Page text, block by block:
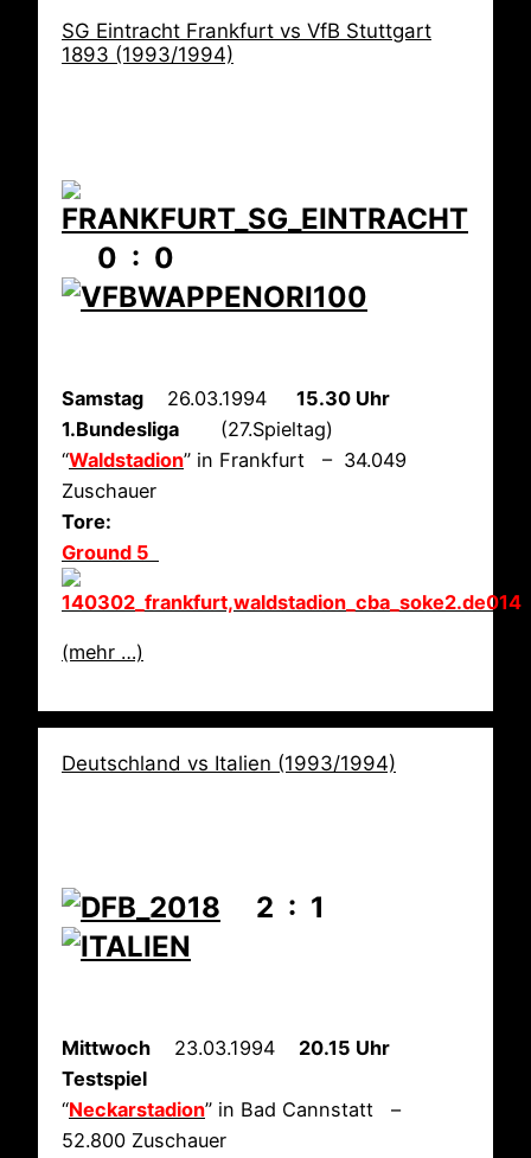
SG Eintracht Frankfurt vs VfB Stuttgart
1893 (1993/1994)
0 : 0
Samstag 26.03.1994 15.30 Uhr
1.Bundesliga (27.Spieltag)
“Waldstadion” in Frankfurt – 34.049
Zuschauer
Tore:
Ground 5
(mehr …)
Deutschland vs Italien (1993/1994)
2 : 1
Mittwoch 23.03.1994 20.15 Uhr
Testspiel
“Neckarstadion” in Bad Cannstatt –
52.800 Zuschauer